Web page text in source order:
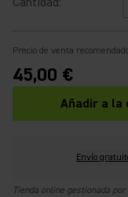
Precio de venta
45,00 €
Añadir a la
Envío
Tienda online gestionada por